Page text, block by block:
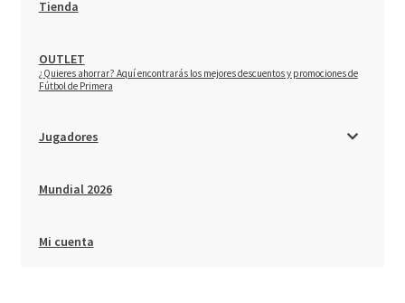
Tienda
OUTLET
–
¿Quieres ahorrar? Aquí encontrarás los mejores descuentos y promociones de
Fútbol de Primera
Jugadores
Mundial 2026
Mi cuenta